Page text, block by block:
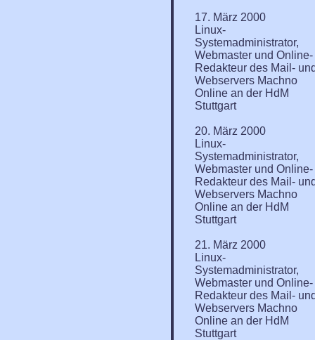
17. März 2000
Linux-
Systemadministrator,
Webmaster und Online-
Redakteur des Mail-
Webservers Machno
Online an der HdM
Stuttgart
20. März 2000
Linux-
Systemadministrator,
Webmaster und Online-
Redakteur des Mail-
Webservers Machno
Online an der HdM
Stuttgart
21. März 2000
Linux-
Systemadministrator,
Webmaster und Online-
Redakteur des Mail-
Webservers Machno
Online an der HdM
Stuttgart